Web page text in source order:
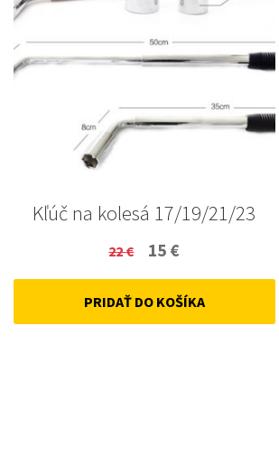
Kľúč na kolesá 17/19/21/23
22€
Original
price
was:
15 €
price
is:
PRIDAŤ DO KOŠÍKA